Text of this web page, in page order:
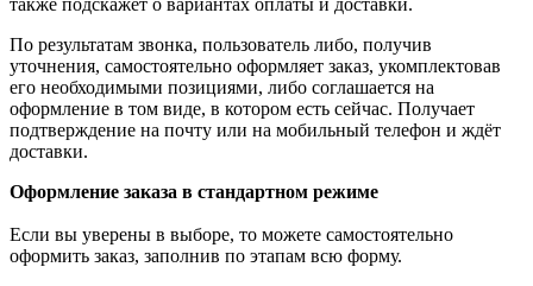
По результатам звонка, пользователь либо, получив
уточнения, самостоятельно оформляет заказ, укомплектовав
его необходимыми позициями, либо соглашается на
оформление в том виде, в котором есть сейчас. Получает
подтверждение на почту или на мобильный телефон и ждёт
доставки.
Оформление заказа в стандартном режиме
Если вы уверены в выборе, то можете самостоятельно
оформить заказ, заполнив по этапам всю форму.